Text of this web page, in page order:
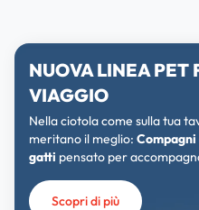
NUOVA LINEA PET
VIAGGIO
Nella ciotola come sulla tua
meritano il meglio:
gatti pensato per
Scopri di più